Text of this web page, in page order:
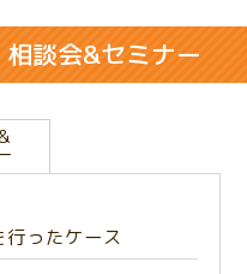
談会&セミナー
ったケース